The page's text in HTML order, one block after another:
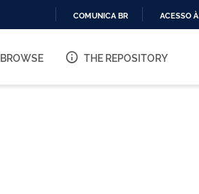
O
COMUNICA BR ACESSO
BROWSE THE REPOSITORY